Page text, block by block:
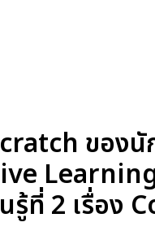
ของ
รู้ที่ 2 เรื่อง